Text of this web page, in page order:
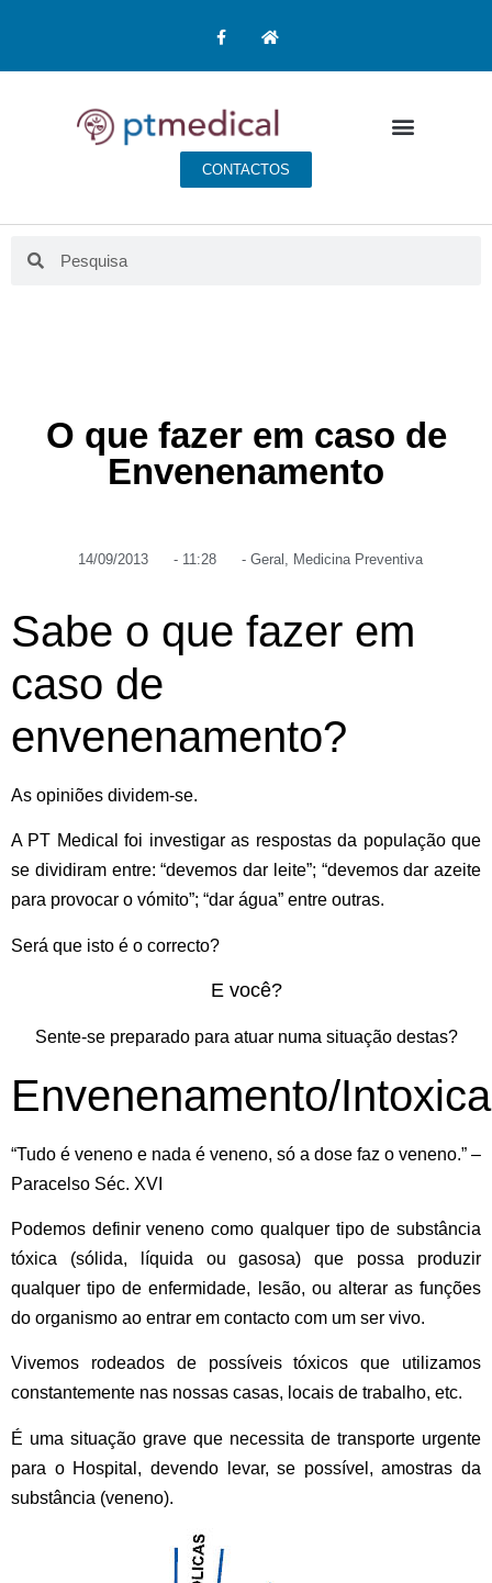
CONTACTOS
O que fazer em caso de
Envenenamento
14/09/2013 - 11:28 - Geral , Medicina Preventiva
Sabe o que fazer em
caso de
envenenamento?
As opiniões dividem-se.
A PT Medical foi investigar as respostas da população que
se dividiram entre: “devemos dar leite”; “devemos dar azeite
para provocar o vómito”; “dar água” entre outras.
Será que isto é o correcto?
E você?
Sente-se preparado para atuar numa situação destas?
Envenenamento/
“Tudo é veneno e nada é veneno, só a dose faz o veneno.” –
Paracelso Séc. XVI
Podemos definir veneno como qualquer tipo de substância
tóxica (sólida, líquida ou gasosa) que possa produzir
qualquer tipo de enfermidade, lesão, ou alterar as funções
do organismo ao entrar em contacto com um ser vivo.
Vivemos rodeados de possíveis tóxicos que utilizamos
constantemente nas nossas casas, locais de trabalho, etc.
É uma situação grave que necessita de transporte urgente
para o Hospital, devendo levar, se possível, amostras da
substância (veneno).